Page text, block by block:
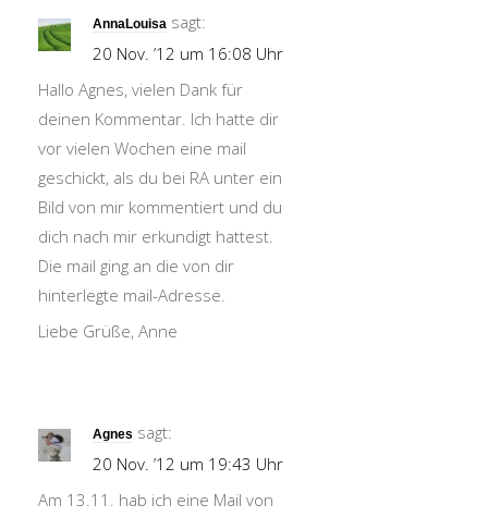
AnnaLouisa sagt:
20 Nov. ’12 um 16:08 Uhr
Hallo Agnes, vielen Dank für
deinen Kommentar. Ich hatte dir
vor vielen Wochen eine mail
geschickt, als du bei RA unter ein
Bild von mir kommentiert und du
dich nach mir erkundigt hattest.
Die mail ging an die von dir
hinterlegte mail-Adresse.
Liebe Grüße, Anne
Agnes sagt:
20 Nov. ’12 um 19:43 Uhr
Am 13.11. hab ich eine Mail von